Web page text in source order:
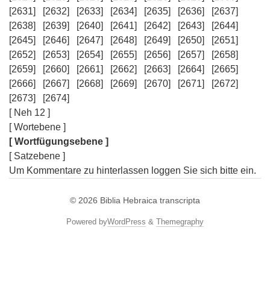
[2631]
[2632] [2633] [2634] [2635] [2636]
[2637]
[2638]
[2639] [2640] [2641] [2642] [2643]
[2644]
[2645]
[2646] [2647] [2648] [2649] [2650]
[2651]
[2652]
[2653] [2654] [2655] [2656] [2657]
[2658]
[2659]
[2660] [2661] [2662] [2663] [2664]
[2665]
[2666]
[2667] [2668] [2669] [2670] [2671]
[2672]
[2673]
[2674]
[ Neh 12 ]
[ Wortebene ]
[ Wortfügungsebene ]
[ Satzebene ]
Um Kommentare zu hinterlassen loggen Sie sich bitte ein.
© 2026 Biblia Hebraica transcripta
Powered byWordPress & Themegraphy